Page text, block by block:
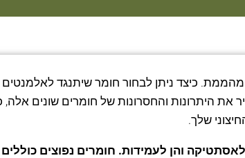
כיצד ניתן לבחור חומר שיתנגד לאלמנטים
את היתרונות והחסרונות של חומרים שונים אלה,
שלך.
והן לעמידות. חומרים נפוצים כוללים